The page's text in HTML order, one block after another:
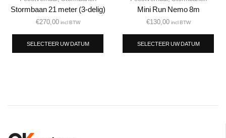
Stormbaan 21 meter (3-delig)
€270,00 incl BTW
SELECTEER UW DATUM
Mini Run Nemo 8m
€130,00 incl BTW
SELECTEER UW DATUM